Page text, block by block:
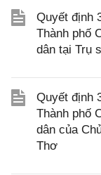
Quyết định
Thành phố
dân tại Trụ
Quyết định
Thành phố
dân của
Thơ